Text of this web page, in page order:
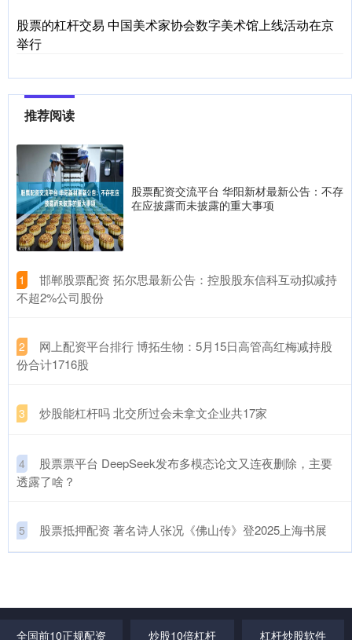
股票的杠杆交易 中国美术家协会数字美术馆上线活动在京
举行
推荐阅读
股票配资交流平台 华阳新材最新公告：不存
在应披露而未披露的重大事项
1
​邯郸股票配资 拓尔思最新公告：控股股东信科互动拟减持
不超2%公司股份
2
​网上配资平台排行 博拓生物：5月15日高管高红梅减持股
份合计1716股
3 ​炒股能杠杆吗 北交所过会未拿文企业共17家
4
​股票票平台 DeepSeek发布多模态论文又连夜删除，主要
透露了啥？
5 ​股票抵押配资 著名诗人张况《佛山传》登2025上海书展
全国前10正规配资 炒股10倍杠杆 杠杆炒股软件